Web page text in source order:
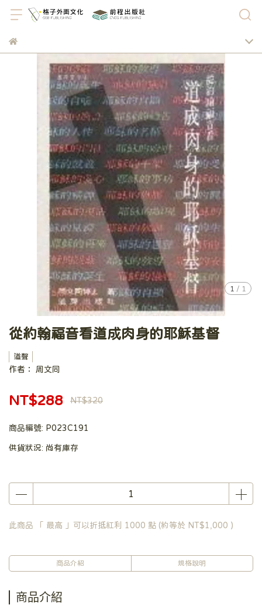
1 / 1
從約翰福音看道成肉身的耶穌基督
道聲
作者： 周文同
NT$288 NT$320
商品編號: P023C191
供貨狀況: 尚有庫存
此商品 「 最高 」可以折抵紅利 1000 點 (約等於 NT$1,000 )
商品介紹 規格說明
商品介紹